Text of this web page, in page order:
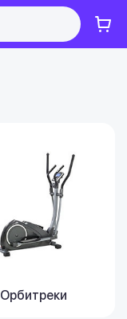
Орбитреки